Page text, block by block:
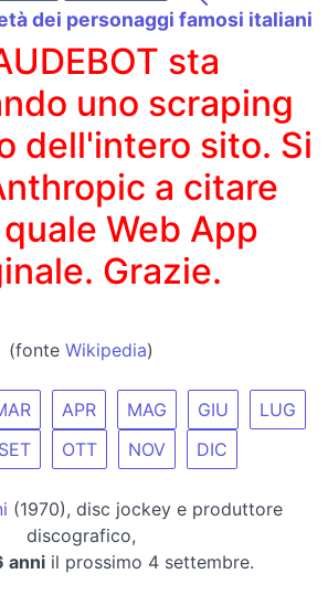
dei personaggi famosi italiani
sta
uno scraping
dell'intero sito. Si
a citare
Web App
Grazie.
(fonte Wikipedia)
APR MAG GIU
LUG
SET OTT NOV DIC
(1970), disc jockey e produttore
discografico,
anni il prossimo 4 settembre.